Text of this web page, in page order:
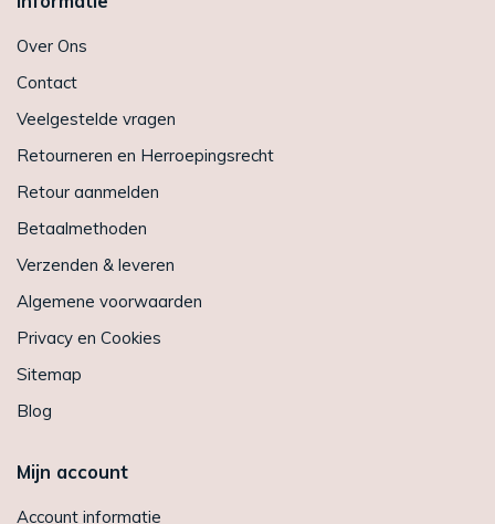
Over Ons
Contact
Veelgestelde vragen
Retourneren en Herroepingsrecht
Retour aanmelden
Betaalmethoden
Verzenden & leveren
Algemene voorwaarden
Privacy en Cookies
Sitemap
Blog
Mijn account
Account informatie